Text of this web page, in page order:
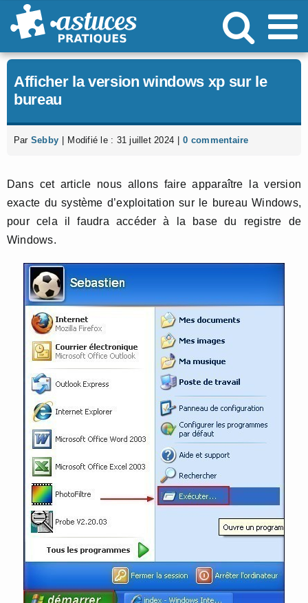
Passer
au
Afficher la version windows xp sur le
bureau
Par Sebby Modifié le : 31 juillet 2024 0 commentaire
Dans cet article nous allons faire apparaître la version
exacte du système d’exploitation sur le bureau Windows,
pour cela il faudra accéder à la base du registre de
Windows.